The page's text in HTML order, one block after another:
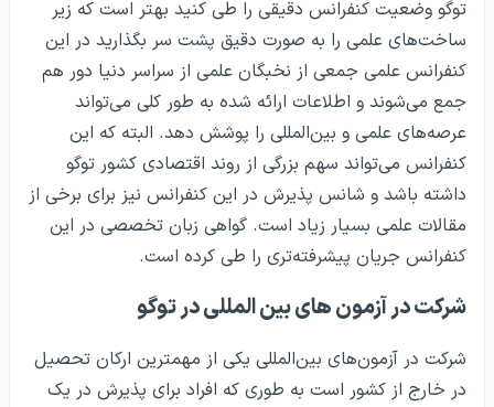
توگو وضعیت کنفرانس دقیقی را طی کنید بهتر است که زیر
ساخت‌های علمی را به صورت دقیق پشت سر بگذارید در این
کنفرانس علمی جمعی از نخبگان علمی از سراسر دنیا دور هم
جمع می‌شوند و اطلاعات ارائه شده به طور کلی می‌تواند
عرصه‌های علمی و بین‌المللی را پوشش دهد. البته که این
کنفرانس می‌تواند سهم بزرگی از روند اقتصادی کشور توگو
داشته باشد و شانس پذیرش در این کنفرانس نیز برای برخی از
مقالات علمی بسیار زیاد است. گواهی زبان تخصصی در این
کنفرانس جریان پیشرفته‌تری را طی کرده است.
شرکت در آزمون های بین المللی در توگو
شرکت در آزمون‌های بین‌المللی یکی از مهمترین ارکان تحصیل
در خارج از کشور است به طوری که افراد برای پذیرش در یک